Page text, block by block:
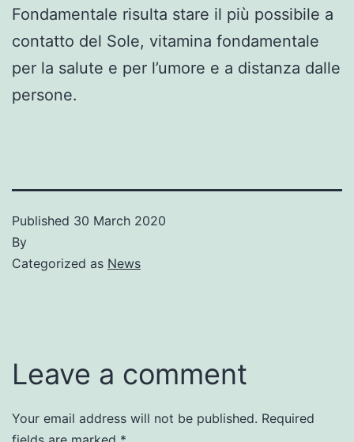
Fondamentale risulta stare il più possibile a
contatto del Sole, vitamina fondamentale
per la salute e per l’umore e a distanza dalle
persone.
Published 30 March 2020
By
Categorized as News
Leave a comment
Your email address will not be published. Required